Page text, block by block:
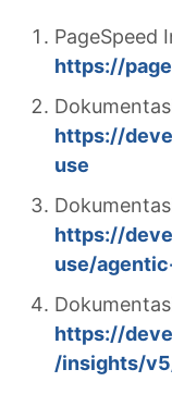
PageSpeed
https://
https://
use
https://
use/
https://
/insights/